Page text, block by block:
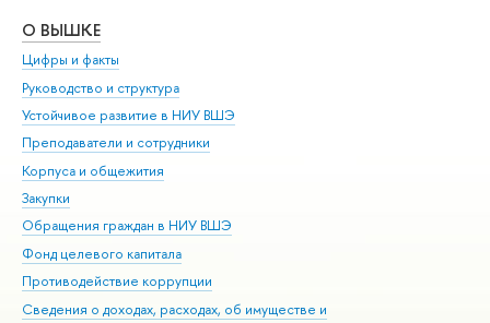
О ВЫШКЕ
Цифры и факты
Руководство и структура
Устойчивое развитие в НИУ ВШЭ
Преподаватели и сотрудники
Корпуса и общежития
Закупки
Обращения граждан в НИУ ВШЭ
Фонд целевого капитала
Противодействие коррупции
Сведения о доходах, расходах, об имуществе и